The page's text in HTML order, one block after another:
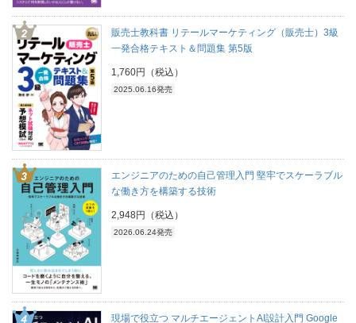
販売士教科書 リテールマーケティング（販売士）3級
一発合格テキスト＆問題集 第5版
1,760円（税込）
2025.06.16発売
エンジニアのための自己管理入門 堅牢でスケーラブル
な働き方を構築する技術
2,948円（税込）
2026.06.24発売
現場で役立つ マルチエージェントAI設計入門 Google